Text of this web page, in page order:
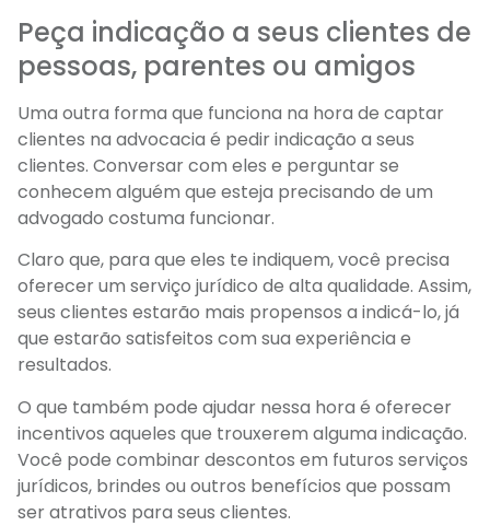
Peça indicação a seus clientes de
pessoas, parentes ou amigos
Uma outra forma que funciona na hora de captar
clientes na advocacia é pedir indicação a seus
clientes. Conversar com eles e perguntar se
conhecem alguém que esteja precisando de um
advogado costuma funcionar.
Claro que, para que eles te indiquem, você precisa
oferecer um serviço jurídico de alta qualidade. Assim,
seus clientes estarão mais propensos a indicá-lo, já
que estarão satisfeitos com sua experiência e
resultados.
O que também pode ajudar nessa hora é oferecer
incentivos aqueles que trouxerem alguma indicação.
Você pode combinar descontos em futuros serviços
jurídicos, brindes ou outros benefícios que possam
ser atrativos para seus clientes.